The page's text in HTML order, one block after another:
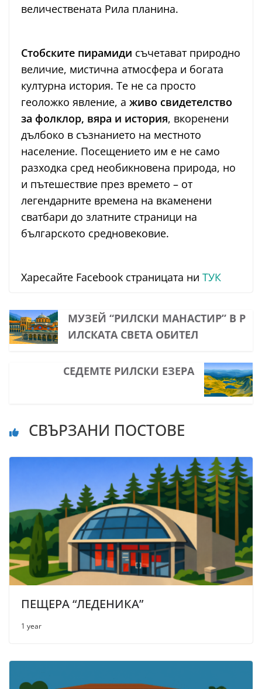
величествената Рила планина.
Стобските пирамиди съчетават природно
величие, мистична атмосфера и богата
културна история. Те не са просто
геоложко явление, а живо свидетелство
за фолклор, вяра и история, вкоренени
дълбоко в съзнанието на местното
население. Посещението им е не само
разходка сред необикновена природа, но
и пътешествие през времето – от
легендарните времена на вкаменени
сватбари до златните страници на
българското средновековие.
Харесайте Facebook страницата ни ТУК
МУЗЕЙ “РИЛСКИ МАНАСТИР” В Р
ИЛСКАТА СВЕТА ОБИТЕЛ
СЕДЕМТЕ РИЛСКИ ЕЗЕРА
СВЪРЗАНИ ПОСТОВЕ
ПЕЩЕРА “ЛЕДЕНИКА”
1 year